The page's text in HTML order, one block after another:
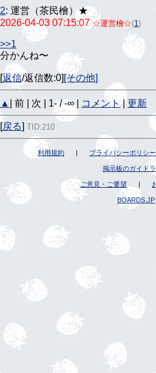
2: 運営（茶民檜）★
2026-04-03 07:15:07 ☆運営檜☆(1)
>>1
分かんね〜
[返信/返信数:0] [その他]
▲ | 前 | 次 | 1- / -∞ | コメント|更新
[戻る] TID:210
利用規約 | プライバシーポリシー
掲示板のガイド
ご意見・ご要望
BOARDS.JP